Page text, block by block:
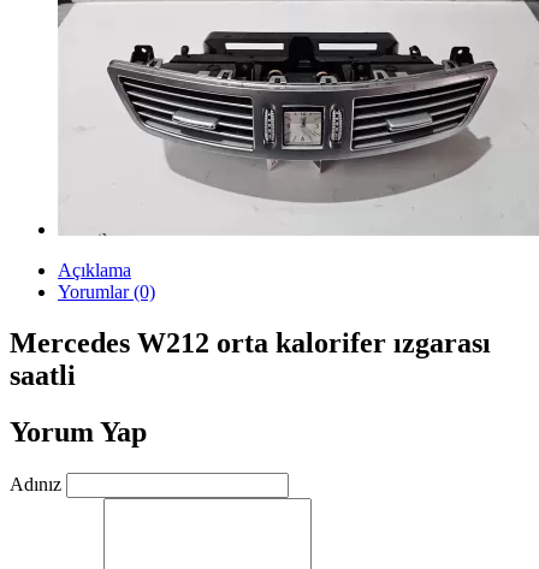
Açıklama
Yorumlar (0)
Mercedes W212 orta kalorifer ızgarası
saatli
Yorum Yap
Adınız